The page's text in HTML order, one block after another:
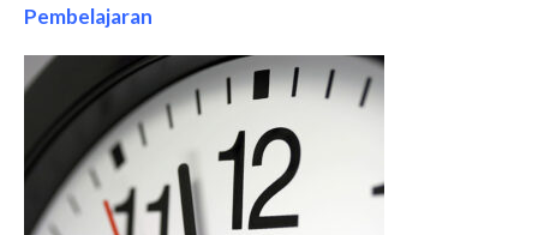
Pembelajaran